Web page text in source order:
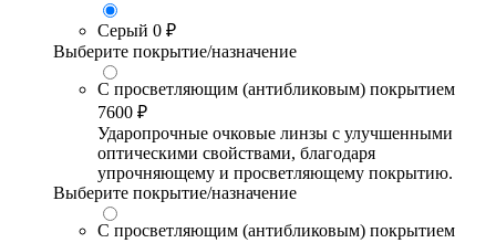
Серый 0 ₽
Выберите покрытие/назначение
С просветляющим (антибликовым) покрытием
7600 ₽
Ударопрочные очковые линзы с улучшенными
оптическими свойствами, благодаря
упрочняющему и просветляющему покрытию.
Выберите покрытие/назначение
С просветляющим (антибликовым) покрытием